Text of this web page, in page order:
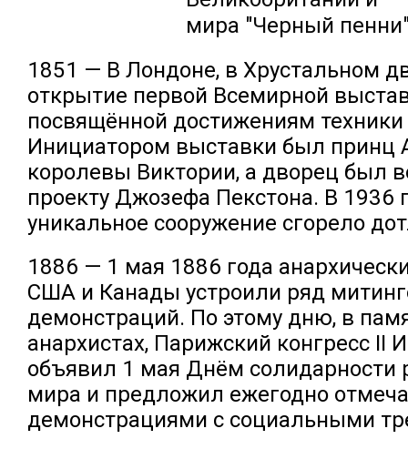
1851 — В Лондоне, в Хрустальном
открытие первой Всемирной
посвящённой достижениям техники
Инициатором выставки был принц
королевы Виктории, а дворец был
проекту Джозефа Пекстона. В 1936
уникальное сооружение сгорело
1886 — 1 мая 1886 года
США и Канады устроили ряд
демонстраций. По этому дню, в
анархистах, Парижский конгресс II
объявил 1 мая Днём солидарности
мира и предложил ежегодно
демонстрациями с социальными